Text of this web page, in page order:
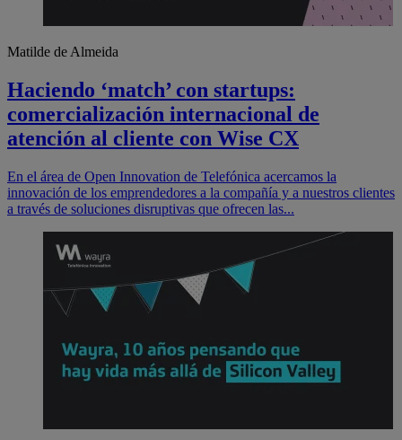
Matilde de Almeida
Haciendo ‘match’ con startups:
comercialización internacional de
atención al cliente con Wise CX
En el área de Open Innovation de Telefónica acercamos la
innovación de los emprendedores a la compañía y a nuestros clientes
a través de soluciones disruptivas que ofrecen las...